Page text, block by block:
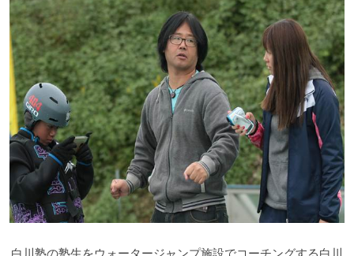
白川塾の塾生をウォータージャンプ施設でコーチングする白川